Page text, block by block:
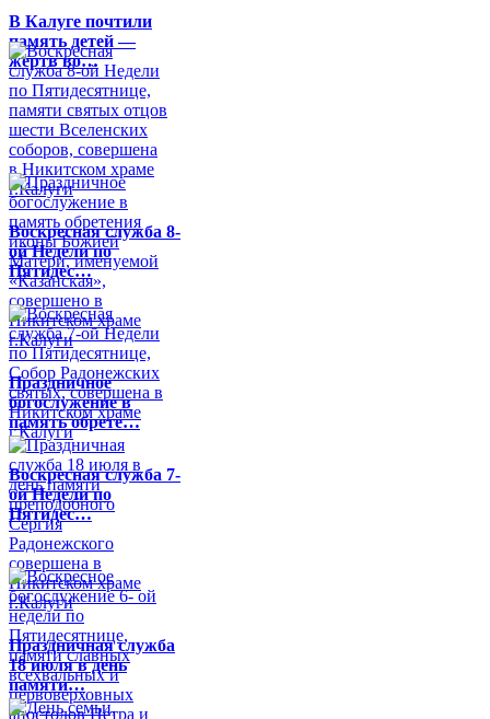
В Калуге почтили
память детей —
жертв во…
Воскресная служба 8-
ой Недели по
Пятидес…
Праздничное
богослужение в
память обрете…
Воскресная служба 7-
ой Недели по
Пятидес…
Праздничная служба
18 июля в день
памяти…